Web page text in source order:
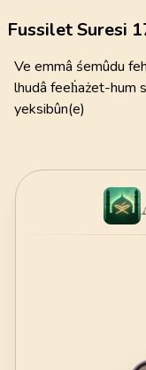
Fussilet Suresi
Ve emmâ śemûdu
lhudâ feeḣażet-hum
yeksibûn(e)